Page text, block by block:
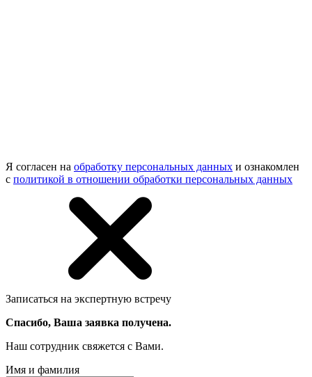
Я согласен на обработку персональных данных и ознакомлен
с политикой в отношении обработки персональных данных
Записаться на экспертную встречу
Спасибо, Ваша заявка получена.
Наш сотрудник свяжется с Вами.
Имя и фамилия